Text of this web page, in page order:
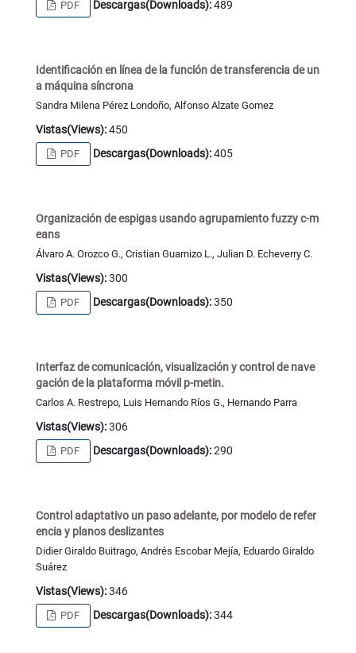
PDF Descargas(Downloads):489
Identificación en línea de la función de transferencia de un
a máquina síncrona
Sandra Milena Pérez Londoño, Alfonso Alzate Gomez
Vistas(Views):450
PDF Descargas(Downloads):405
Organización de espigas usando agrupamiento fuzzy c-m
eans
Álvaro A. Orozco G., Cristian Guarnizo L., Julian D. Echeverry C.
Vistas(Views):300
PDF Descargas(Downloads):350
Interfaz de comunicación, visualización y control de nave
gación de la plataforma móvil p-metin.
Carlos A. Restrepo, Luis Hernando Ríos G., Hernando Parra
Vistas(Views):306
PDF Descargas(Downloads):290
Control adaptativo un paso adelante, por modelo de refer
encia y planos deslizantes
Didier Giraldo Buitrago, Andrés Escobar Mejía, Eduardo Giraldo
Suárez
Vistas(Views):346
PDF Descargas(Downloads):344